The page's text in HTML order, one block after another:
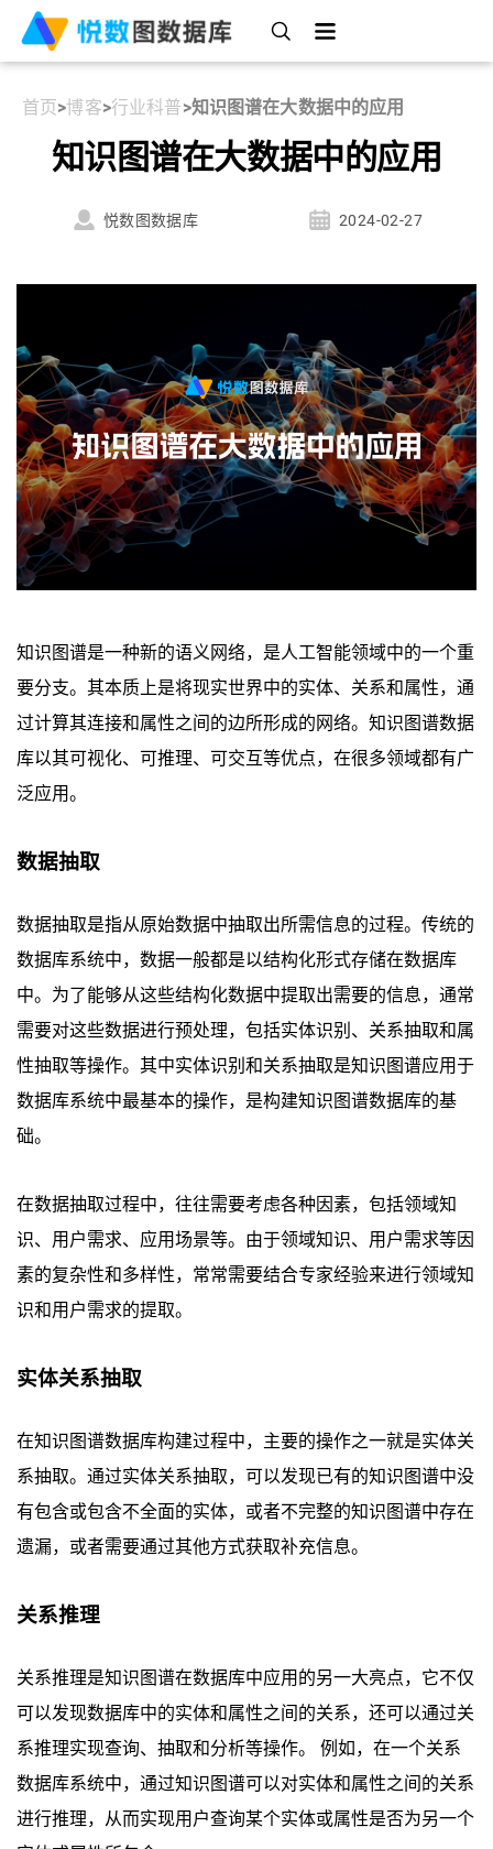
首页>博客>行业科普>知识图谱在大数据中的应用
知识图谱在大数据中的应用
悦数图数据库 2024-02-27
知识图谱是一种新的语义网络，是人工智能领域中的一个重
要分支。其本质上是将现实世界中的实体、关系和属性，通
过计算其连接和属性之间的边所形成的网络。知识图谱数据
库以其可视化、可推理、可交互等优点，在很多领域都有广
泛应用。
数据抽取
数据抽取是指从原始数据中抽取出所需信息的过程。传统的
数据库系统中，数据一般都是以结构化形式存储在数据库
中。为了能够从这些结构化数据中提取出需要的信息，通常
需要对这些数据进行预处理，包括实体识别、关系抽取和属
性抽取等操作。其中实体识别和关系抽取是知识图谱应用于
数据库系统中最基本的操作，是构建知识图谱数据库的基
础。
在数据抽取过程中，往往需要考虑各种因素，包括领域知
识、用户需求、应用场景等。由于领域知识、用户需求等因
素的复杂性和多样性，常常需要结合专家经验来进行领域知
识和用户需求的提取。
实体关系抽取
在知识图谱数据库构建过程中，主要的操作之一就是实体关
系抽取。通过实体关系抽取，可以发现已有的知识图谱中没
有包含或包含不全面的实体，或者不完整的知识图谱中存在
遗漏，或者需要通过其他方式获取补充信息。
关系推理
关系推理是知识图谱在数据库中应用的另一大亮点，它不仅
可以发现数据库中的实体和属性之间的关系，还可以通过关
系推理实现查询、抽取和分析等操作。 例如，在一个关系
数据库系统中，通过知识图谱可以对实体和属性之间的关系
进行推理，从而实现用户查询某个实体或属性是否为另一个